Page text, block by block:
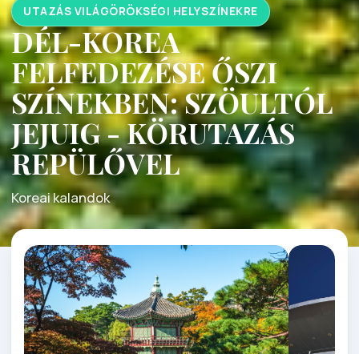
UTAZÁS VILÁGÖRÖKSÉGI HELYSZÍNEKRE
DÉL-KOREA
FELFEDEZÉSE ŐSZI
SZÍNEKBEN: SZÖULTÓL
JEJUIG - KÖRUTAZÁS
REPÜLŐVEL
Koreai kalandok